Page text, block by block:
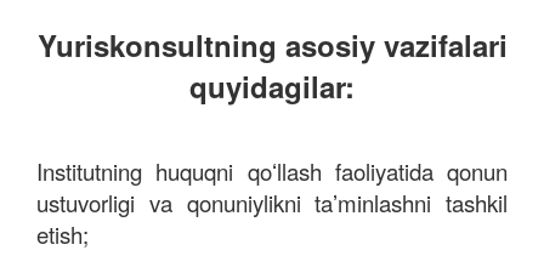
Yuriskonsultning asosiy vazifalari
quyidagilar:
Institutning huquqni qoʻllash faoliyatida qonun
ustuvorligi va qonuniylikni taʼminlashni tashkil
etish;